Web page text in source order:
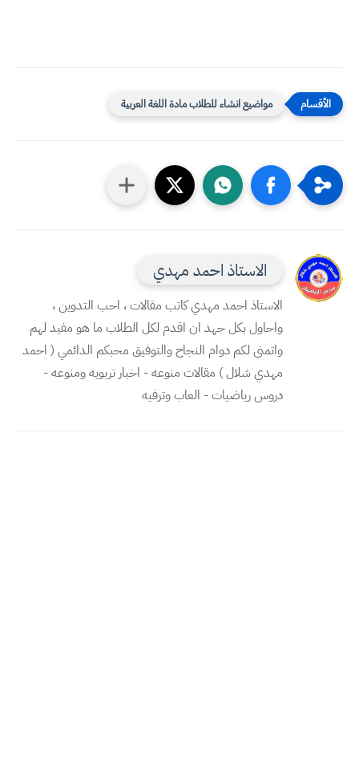
مواضيع انشاء للطلاب مادة اللغة العربية
الاستاذ احمد مهدي
الاستاذ احمد مهدي كاتب مقالات ، احب التدوين ،
واحاول بكل جهد ان اقدم لكل الطلاب ما هو مفيد لهم
واتمنى لكم دوام النجاح والتوفيق محبكم الدائمي ( احمد
مهدي شلال ) مقالات منوعه - اخبار تربويه ومنوعه -
دروس رياضيات - العاب وترفيه